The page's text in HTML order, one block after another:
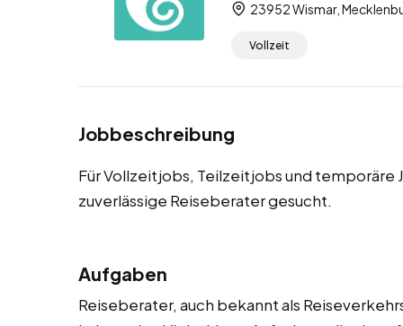
23952 Wismar,
Vollzeit
Jobbeschreibung
Für Vollzeitjobs, Teilzeitjobs und temporäre
zuverlässige Reiseberater gesucht.
Aufgaben
Reiseberater, auch bekannt als